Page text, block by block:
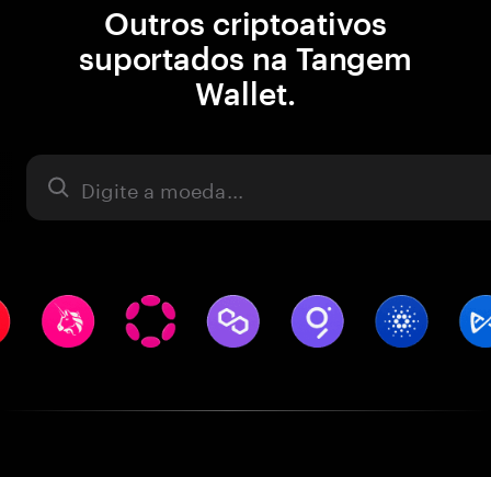
Outros criptoativos
suportados na Tangem
Wallet.
Ativo